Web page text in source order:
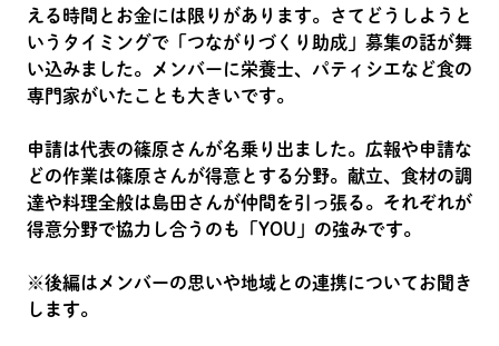
える時間とお金には限りがあります。さてどうしようと
いうタイミングで「つながりづくり助成」募集の話が舞
い込みました。メンバーに栄養士、パティシエなど食の
専門家がいたことも大きいです。
申請は代表の篠原さんが名乗り出ました。広報や申請な
どの作業は篠原さんが得意とする分野。献立、食材の調
達や料理全般は島田さんが仲間を引っ張る。それぞれが
得意分野で協力し合うのも「YOU」の強みです。
※後編はメンバーの思いや地域との連携についてお聞き
します。